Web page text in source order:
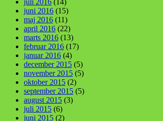
juni 2016 (15)
maj 2016 (11)
april 2016 (22)
marts 2016 (13)
februar 2016 (17)
januar 2016 (4)
december 2015 (5)
november 2015 (5)
oktober 2015 (2)
september 2015 (5)
august 2015 (3)
juli 2015 (6)
juni 2015 (2)